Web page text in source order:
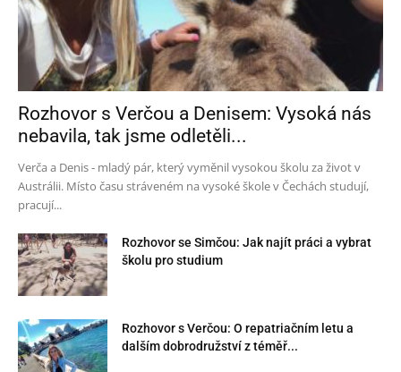
Rozhovor s Verčou a Denisem: Vysoká nás
nebavila, tak jsme odletěli...
Verča a Denis - mladý pár, který vyměnil vysokou školu za život v
Austrálii. Místo času stráveném na vysoké škole v Čechách studují,
pracují...
Rozhovor se Simčou: Jak najít práci a vybrat
školu pro studium
Rozhovor s Verčou: O repatriačním letu a
dalším dobrodružství z téměř...